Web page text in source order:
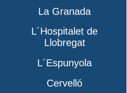
La Granada
L´Hospitalet de
Llobregat
L´Espunyola
Cervelló